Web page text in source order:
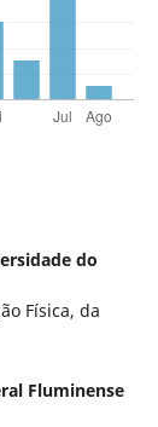
do
Física, da
Fluminense